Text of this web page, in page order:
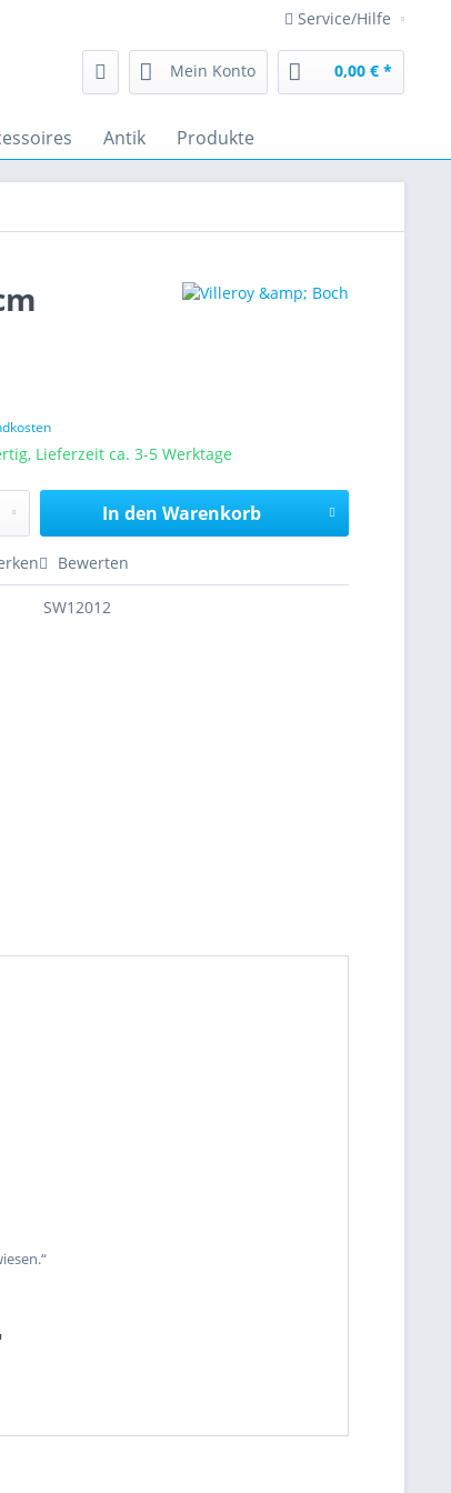
Service/Hilfe
Mein Konto 0,00 € *
Antik Produkte
Lieferzeit ca. 3-5 Werktage
In den Warenkorb
Bewerten
SW12012